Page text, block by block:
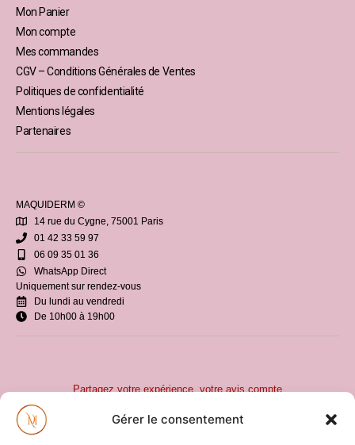
Gérer le consentement
Mon Panier
Mon compte
Mes commandes
CGV – Conditions Générales de Ventes
Politiques de confidentialité
Mentions légales
Partenaires
MAQUIDERM ©
14 rue du Cygne, 75001 Paris
01 42 33 59 97
06 09 35 01 36
WhatsApp Direct
Uniquement sur rendez-vous
Du lundi au vendredi
De 10h00 à 19h00
Partagez votre expérience, votre avis compte